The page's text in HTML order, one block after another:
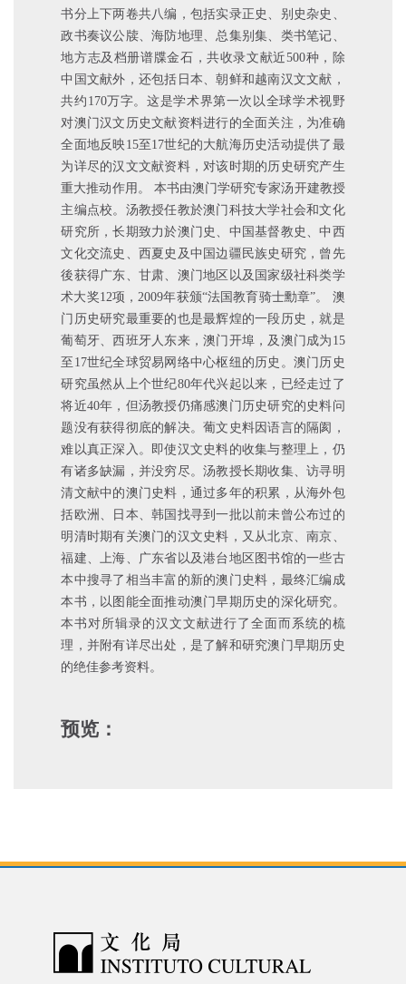
书分上下两卷共八编，包括实录正史、别史杂史、
政书奏议公牍、海防地理、总集别集、类书笔记、
地方志及档册谱牒金石，共收录文献近500种，除
中国文献外，还包括日本、朝鲜和越南汉文文献，
共约170万字。这是学术界第一次以全球学术视野
对澳门汉文历史文献资料进行的全面关注，为准确
全面地反映15至17世纪的大航海历史活动提供了最
为详尽的汉文文献资料，对该时期的历史研究产生
重大推动作用。 本书由澳门学研究专家汤开建教授
主编点校。汤教授任教於澳门科技大学社会和文化
研究所，长期致力於澳门史、中国基督教史、中西
文化交流史、西夏史及中国边疆民族史研究，曾先
後获得广东、甘肃、澳门地区以及国家级社科类学
术大奖12项，2009年获颁“法国教育骑士勳章”。 澳
门历史研究最重要的也是最辉煌的一段历史，就是
葡萄牙、西班牙人东来，澳门开埠，及澳门成为15
至17世纪全球贸易网络中心枢纽的历史。澳门历史
研究虽然从上个世纪80年代兴起以来，已经走过了
将近40年，但汤教授仍痛感澳门历史研究的史料问
题没有获得彻底的解决。葡文史料因语言的隔阂，
难以真正深入。即使汉文史料的收集与整理上，仍
有诸多缺漏，并没穷尽。汤教授长期收集、访寻明
清文献中的澳门史料，通过多年的积累，从海外包
括欧洲、日本、韩国找寻到一批以前未曾公布过的
明清时期有关澳门的汉文史料，又从北京、南京、
福建、上海、广东省以及港台地区图书馆的一些古
本中搜寻了相当丰富的新的澳门史料，最终汇编成
本书，以图能全面推动澳门早期历史的深化研究。
本书对所辑录的汉文文献进行了全面而系统的梳
理，并附有详尽出处，是了解和研究澳门早期历史
的绝佳参考资料。
预览：